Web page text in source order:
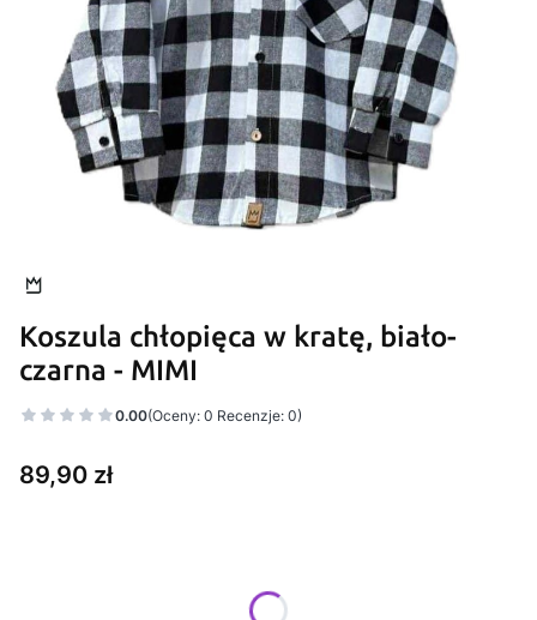
Koszula chłopięca w kratę, biało-
czarna - MIMI
0.00(Oceny: 0 Recenzje: 0)
Cena
89,90 zł